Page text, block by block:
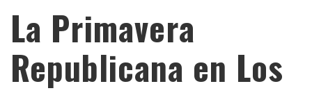
La Primavera
Republicana en Los